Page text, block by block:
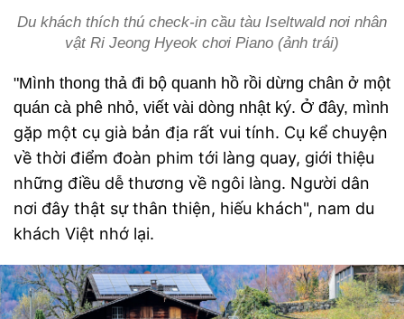
Du khách thích thú check-in cầu tàu Iseltwald nơi nhân
vật Ri Jeong Hyeok chơi Piano (ảnh trái)
"Mình thong thả đi bộ quanh hồ rồi dừng chân ở một
quán cà phê nhỏ, viết vài dòng nhật ký. Ở đây, mình
gặp một cụ già bản địa rất vui tính. Cụ kể chuyện
về thời điểm đoàn phim tới làng quay, giới thiệu
những điều dễ thương về ngôi làng. Người dân
nơi đây thật sự thân thiện, hiếu khách", nam du
khách Việt nhớ lại.